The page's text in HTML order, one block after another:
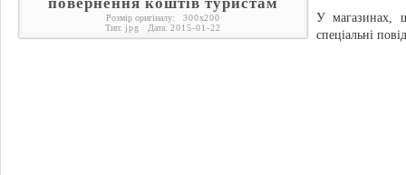
Розмір оригіналу: 300x200
Тип: jpg Дата: 2015-01-22
У магазинах,
спеціальні